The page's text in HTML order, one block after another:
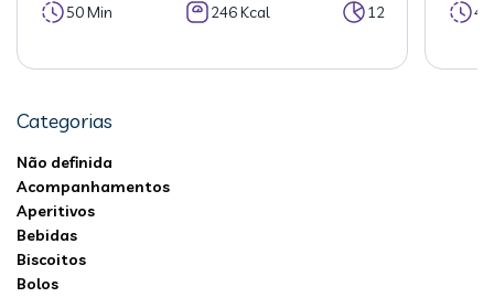
50 Min 246 Kcal 12
Categorias
Não definida
Acompanhamentos
Aperitivos
Bebidas
Biscoitos
Bolos